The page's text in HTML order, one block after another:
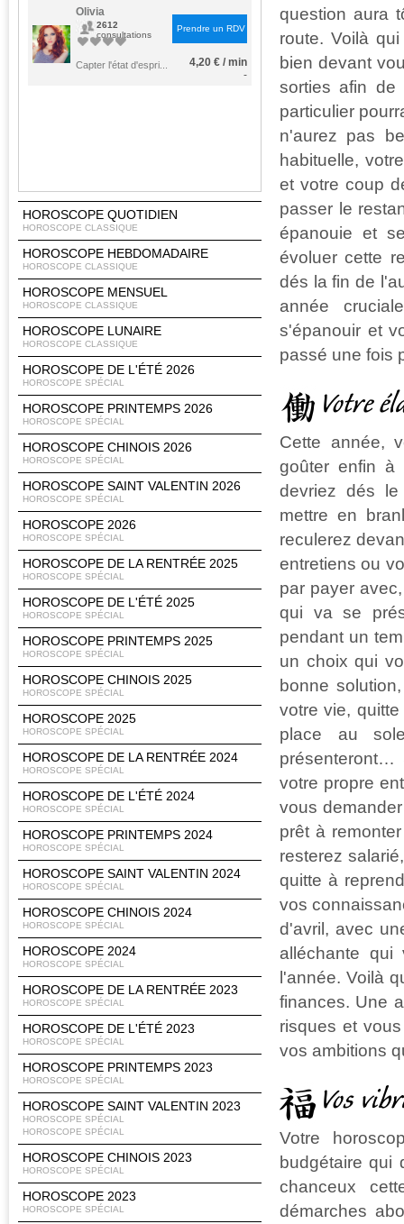
Olivia
2612
consultations
Capter l'état d'espri...
Prendre un RDV
4,20 € / min
-
HOROSCOPE QUOTIDIEN
HOROSCOPE CLASSIQUE
HOROSCOPE HEBDOMADAIRE
HOROSCOPE CLASSIQUE
HOROSCOPE MENSUEL
HOROSCOPE CLASSIQUE
HOROSCOPE LUNAIRE
HOROSCOPE CLASSIQUE
HOROSCOPE DE L'ÉTÉ 2026
HOROSCOPE SPÉCIAL
HOROSCOPE PRINTEMPS 2026
HOROSCOPE SPÉCIAL
HOROSCOPE CHINOIS 2026
HOROSCOPE SPÉCIAL
HOROSCOPE SAINT VALENTIN 2026
HOROSCOPE SPÉCIAL
HOROSCOPE 2026
HOROSCOPE SPÉCIAL
HOROSCOPE DE LA RENTRÉE 2025
HOROSCOPE SPÉCIAL
HOROSCOPE DE L'ÉTÉ 2025
HOROSCOPE SPÉCIAL
HOROSCOPE PRINTEMPS 2025
HOROSCOPE SPÉCIAL
HOROSCOPE CHINOIS 2025
HOROSCOPE SPÉCIAL
HOROSCOPE 2025
HOROSCOPE SPÉCIAL
HOROSCOPE DE LA RENTRÉE 2024
HOROSCOPE SPÉCIAL
HOROSCOPE DE L'ÉTÉ 2024
HOROSCOPE SPÉCIAL
HOROSCOPE PRINTEMPS 2024
HOROSCOPE SPÉCIAL
HOROSCOPE SAINT VALENTIN 2024
HOROSCOPE SPÉCIAL
HOROSCOPE CHINOIS 2024
HOROSCOPE SPÉCIAL
HOROSCOPE 2024
HOROSCOPE SPÉCIAL
HOROSCOPE DE LA RENTRÉE 2023
HOROSCOPE SPÉCIAL
HOROSCOPE DE L'ÉTÉ 2023
HOROSCOPE SPÉCIAL
HOROSCOPE PRINTEMPS 2023
HOROSCOPE SPÉCIAL
HOROSCOPE SAINT VALENTIN 2023
HOROSCOPE SPÉCIAL
HOROSCOPE SPÉCIAL
HOROSCOPE CHINOIS 2023
HOROSCOPE SPÉCIAL
HOROSCOPE 2023
HOROSCOPE SPÉCIAL
question aura
route. Voilà
bien devant
sorties afin de
particulier
n'aurez pas
habituelle,
et votre coup
passer le
épanouie et
évoluer cette
dés la fin de
année
s'épanouir et
passé une fois
Votre
Cette année,
goûter enfin à
devriez dés le
mettre en
reculerez
entretiens ou
par payer
qui va se
pendant un
un choix qui
bonne
votre vie,
place au
présenteront…
votre propre
vous
prêt à
resterez
quitte à
vos
d'avril, avec
alléchante
l'année. Voilà
finances. Une
risques et
vos ambitions
Vos
Votre
budgétaire qui
chanceux
démarches